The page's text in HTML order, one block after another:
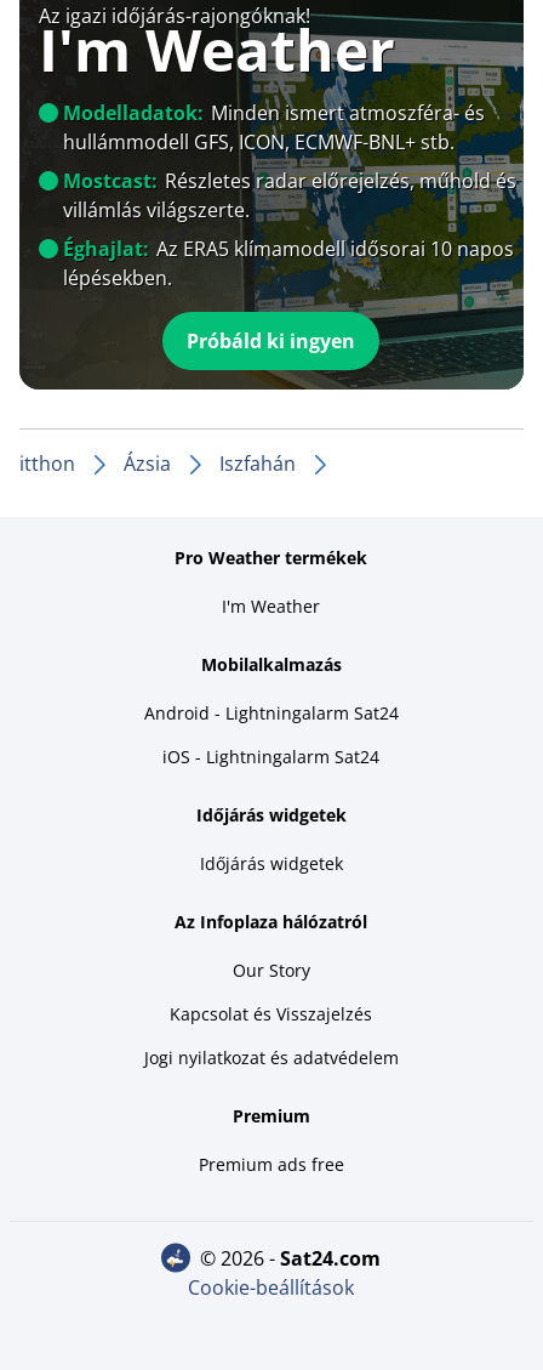
Az igazi időjárás-rajongóknak!
I'm Weather
Modelladatok: Minden ismert atmoszféra- és
hullámmodell GFS, ICON, ECMWF-BNL+ stb.
Mostcast: Részletes radar előrejelzés, műhold és
villámlás világszerte.
Éghajlat: Az ERA5 klímamodell idősorai 10 napos
lépésekben.
Próbáld ki ingyen
itthon Ázsia Iszfahán
Pro Weather termékek
I'm Weather
Mobilalkalmazás
Android - Lightningalarm Sat24
iOS - Lightningalarm Sat24
Időjárás widgetek
Időjárás widgetek
Az Infoplaza hálózatról
Our Story
Kapcsolat és Visszajelzés
Jogi nyilatkozat és adatvédelem
Premium
Premium ads free
© 2026 - sat24.com
Cookie-beállítások